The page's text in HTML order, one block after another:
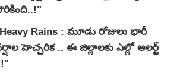
Rains : మూడు రోజులు భారీ
హెచ్చరిక .. ఈ జిల్లాలకు ఎల్లో అలర్ట్